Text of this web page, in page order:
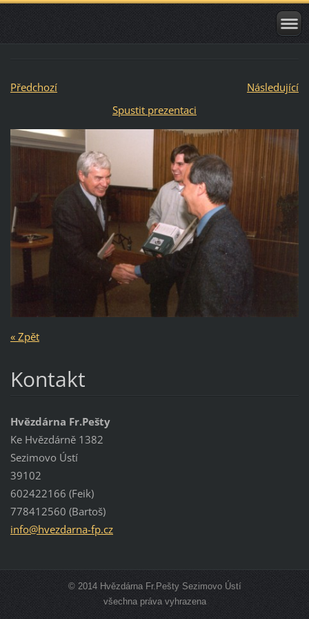
Předchozí
Následující
Spustit prezentaci
« Zpět
Kontakt
Hvězdárna Fr.Pešty
Ke Hvězdárně 1382
Sezimovo Ústí
39102
602422166 (Feik)
778412560 (Bartoš)
info@hvezdarna-fp.cz
© 2014 Hvězdárna Fr.Pešty Sezimovo Ústí
všechna práva vyhrazena